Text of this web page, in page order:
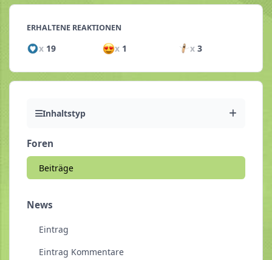
ERHALTENE REAKTIONEN
x 19 x1 x 3
Inhaltstyp
Foren
Beiträge
News
Eintrag
Eintrag Kommentare